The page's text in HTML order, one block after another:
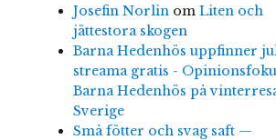
Josefin Norlin omLiten och
jättestora skogen
Barna Hedenhös uppfinner
streama gratis -
Barna Hedenhös på
Sverige
Små fötter och svag saft —